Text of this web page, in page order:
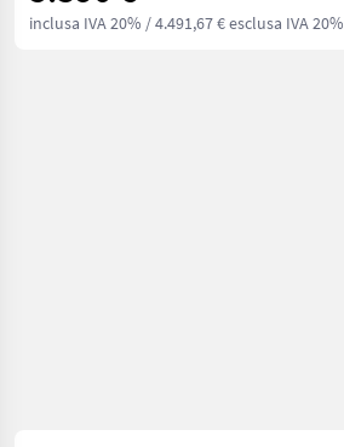
inclusa IVA 20% / 4.491,67 € esclusa IVA 20%